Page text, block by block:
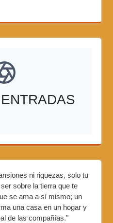
ni riquezas, solo tu
sobre la tierra que te
se ama a sí mismo; un
una casa en un hogar y
de las compañías."